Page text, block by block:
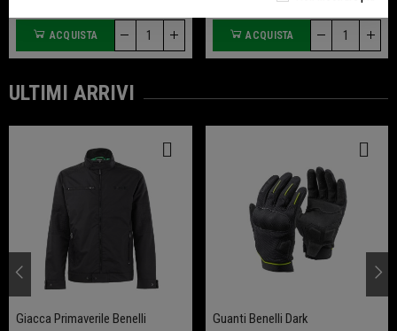
ACQUISTA ACQUISTA
ULTIMI ARRIVI
Giacca Primaverile Benelli Guanti Benelli Dark